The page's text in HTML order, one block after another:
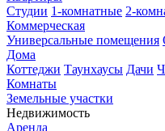
Студии 1-комнатные 2-
Коммерческая
Универсальные помещения
Дома
Коттеджи Таунхаусы Дачи
Комнаты
Земельные участки
Недвижимость
Аренда